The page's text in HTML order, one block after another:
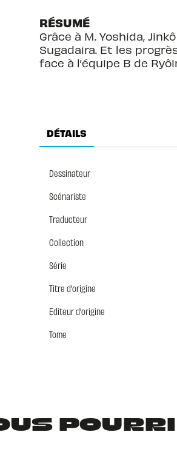
RÉSUMÉ
Grâce à M. Yoshida,
Sugadaira. Et les
face à l’équipe B de
DÉTAILS
Dessinateur
Scénariste
Traducteur
Collection
Série
Titre d'origine
Editeur d'origine
Tome